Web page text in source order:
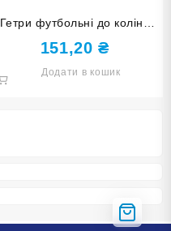
Гетри футбольні до коліна
розмір 34-37 білі
151,20₴
Додати в кошик